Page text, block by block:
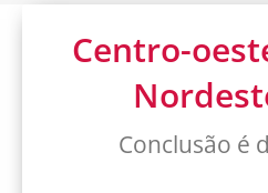
Centro-
Conclusão é